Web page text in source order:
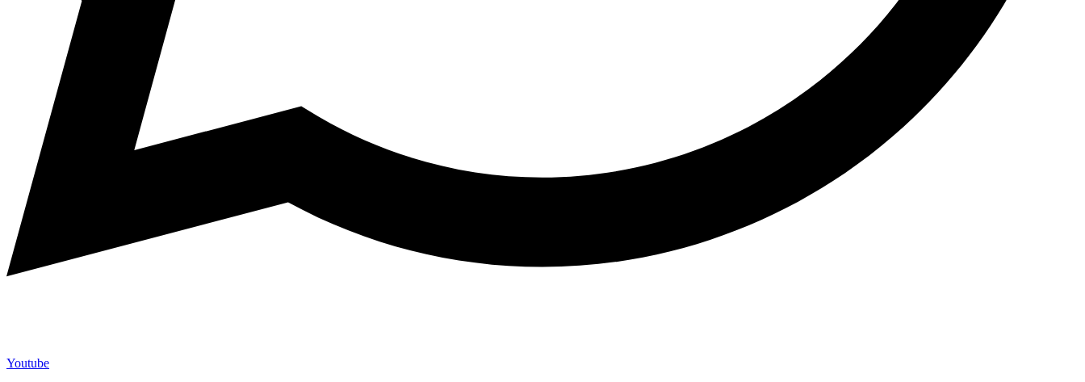
Youtube